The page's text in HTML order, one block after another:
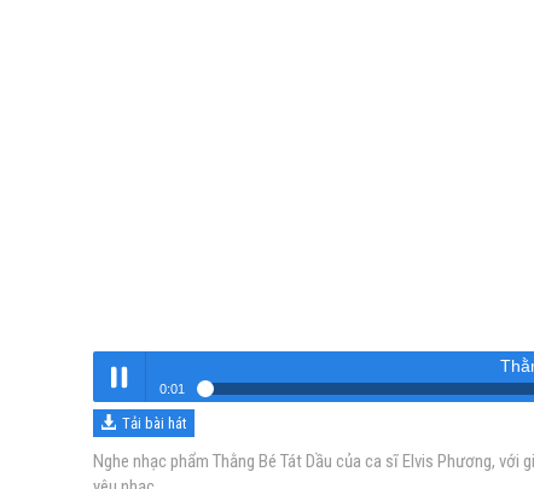
Nghe
0:01
Thằng Bé Tát Dầu
Tải bài hát
Nghe nhạc phẩm Thằng Bé Tát Dầu của ca sĩ Elvis Phương,